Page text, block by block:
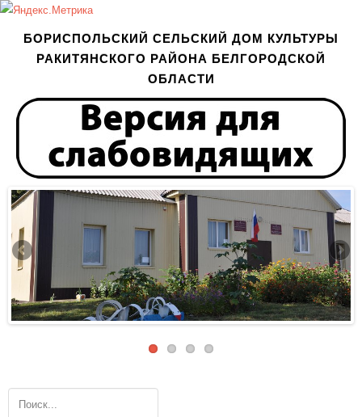
БОРИСПОЛЬСКИЙ СЕЛЬСКИЙ ДОМ КУЛЬТУРЫ
РАКИТЯНСКОГО РАЙОНА БЕЛГОРОДСКОЙ
ОБЛАСТИ